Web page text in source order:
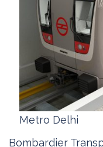
Metro Delhi
Bombardier